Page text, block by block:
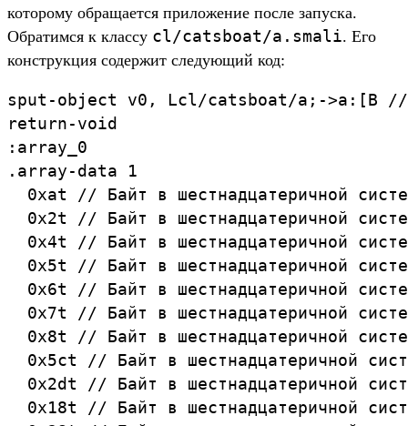
которому обращается приложение после запуска.
Обратимся к классу cl/catsboat/a.smali. Его
конструкция содержит следующий код:
sput-object v0, Lcl/catsboat/a;->a:[B //
return-void
:array_0
.array-data 1
0xat // Байт в шестнадцатеричной
0x2t // Байт в шестнадцатеричной
0x4t // Байт в шестнадцатеричной
0x5t // Байт в шестнадцатеричной
0x6t // Байт в шестнадцатеричной
0x7t // Байт в шестнадцатеричной
0x8t // Байт в шестнадцатеричной
0x5ct // Байт в шестнадцатеричной
0x2dt // Байт в шестнадцатеричной
0x18t // Байт в шестнадцатеричной